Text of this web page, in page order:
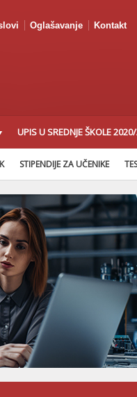
Oglašavanje Kontakt
UPIS U SREDNJE ŠKOLE
STIPENDIJE ZA UČENIKE